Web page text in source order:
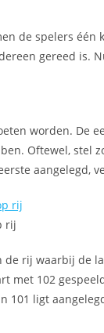
de spelers
gereed is.
worden. De
Oftewel, stel
aangelegd,
rij
rij waarbij de
met 102
101 ligt